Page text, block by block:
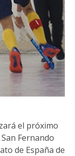
el próximo
Fernando
de España de